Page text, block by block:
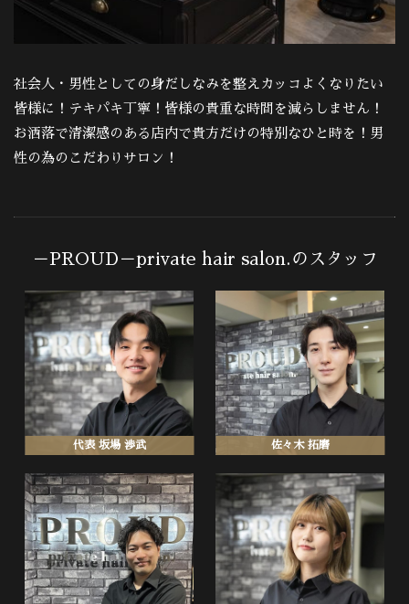
社会人・男性としての身だしなみを整えカッコよくなりたい
皆様に！テキパキ丁寧！皆様の貴重な時間を減らしません！
お洒落で清潔感のある店内で貴方だけの特別なひと時を！男
性の為のこだわりサロン！
－PROUD－private hair salon.のスタッフ
代表 坂場 渉武 佐々木 拓磨